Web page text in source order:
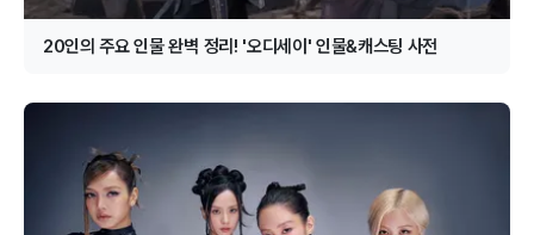
20인의 주요 인물 완벽 정리! '오디세이' 인물&캐스팅 사전